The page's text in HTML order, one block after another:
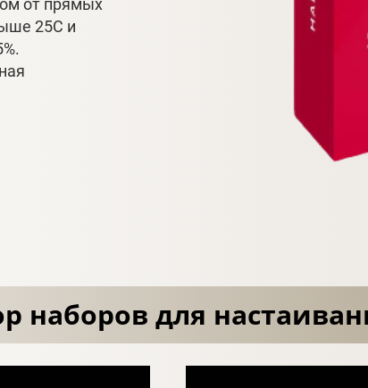
от прямых
25С и
наборов для